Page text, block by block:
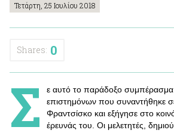
Τετάρτη, 25 Ιουλίου 2018
Shares: 0
Σ
ε αυτό το παράδοξο συμπέρασμα
επιστημόνων που συναντήθηκε
Φραντσίσκο και εξήγησε στο
έρευνάς του. Οι μελετητές,